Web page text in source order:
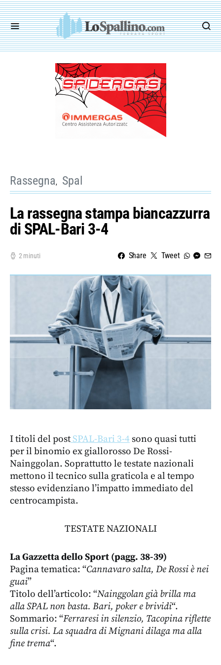
Rassegna Spal
La rassegna stampa biancazzurra
di SPAL-Bari 3-4
2 minuti Share Tweet
I titoli del post SPAL-Bari 3-4 sono quasi tutti
per il binomio ex giallorosso De Rossi-
Nainggolan. Soprattutto le testate nazionali
mettono il tecnico sulla graticola e al tempo
stesso evidenziano l’impatto immediato del
centrocampista.
TESTATE NAZIONALI
La Gazzetta dello Sport (pagg. 38-39)
Pagina tematica: “Cannavaro salta, De Rossi è nei
guai”
Titolo dell’articolo: “Nainggolan già brilla ma
alla SPAL non basta. Bari, poker e brividi“.
Sommario: “Ferraresi in silenzio, Tacopina riflette
sulla crisi. La squadra di Mignani dilaga ma alla
fine trema“.